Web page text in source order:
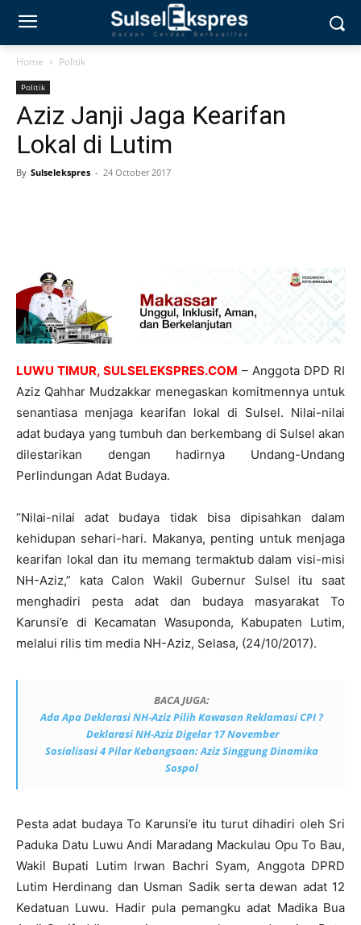
Home Politik
Politik
Aziz Janji Jaga Kearifan
Lokal di Lutim
By Sulselekspres - 24 October 2017
LUWU TIMUR, SULSELEKSPRES.COM – Anggota DPD RI
Aziz Qahhar Mudzakkar menegaskan komitmennya untuk
senantiasa menjaga kearifan lokal di Sulsel. Nilai-nilai
adat budaya yang tumbuh dan berkembang di Sulsel akan
dilestarikan dengan hadirnya Undang-Undang
Perlindungan Adat Budaya.
“Nilai-nilai adat budaya tidak bisa dipisahkan dalam
kehidupan sehari-hari. Makanya, penting untuk menjaga
kearifan lokal dan itu memang termaktub dalam visi-misi
NH-Aziz,” kata Calon Wakil Gubernur Sulsel itu saat
menghadiri pesta adat dan budaya masyarakat To
Karunsi’e di Kecamatan Wasuponda, Kabupaten Lutim,
melalui rilis tim media NH-Aziz, Selasa, (24/10/2017).
BACA JUGA:
Ada Apa Deklarasi NH-Aziz Pilih Kawasan Reklamasi CPI ?
Deklarasi NH-Aziz Digelar 17 November
Sosialisasi 4 Pilar Kebangsaan: Aziz Singgung Dinamika
Sospol
Pesta adat budaya To Karunsi’e itu turut dihadiri oleh Sri
Paduka Datu Luwu Andi Maradang Mackulau Opu To Bau,
Wakil Bupati Lutim Irwan Bachri Syam, Anggota DPRD
Lutim Herdinang dan Usman Sadik serta dewan adat 12
Kedatuan Luwu. Hadir pula pemangku adat Madika Bua